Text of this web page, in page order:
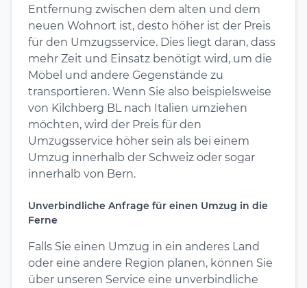
Entfernung zwischen dem alten und dem
neuen Wohnort ist, desto höher ist der Preis
für den Umzugsservice. Dies liegt daran, dass
mehr Zeit und Einsatz benötigt wird, um die
Möbel und andere Gegenstände zu
transportieren. Wenn Sie also beispielsweise
von Kilchberg BL nach Italien umziehen
möchten, wird der Preis für den
Umzugsservice höher sein als bei einem
Umzug innerhalb der Schweiz oder sogar
innerhalb von Bern.
Unverbindliche Anfrage für einen Umzug in die
Ferne
Falls Sie einen Umzug in ein anderes Land
oder eine andere Region planen, können Sie
über unseren Service eine unverbindliche